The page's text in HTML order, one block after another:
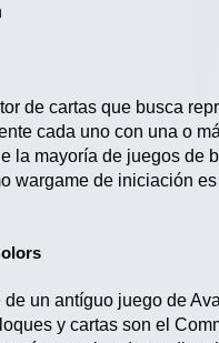
de cartas que busca
cada uno con una o
la mayoría de juegos de
wargame de iniciación
un antíguo juego de
y cartas son el